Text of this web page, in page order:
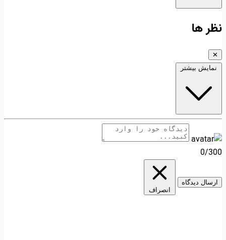
نظر ها
✕
نمایش بیشتر
0/300
ارسال دیدگاه
انصراف